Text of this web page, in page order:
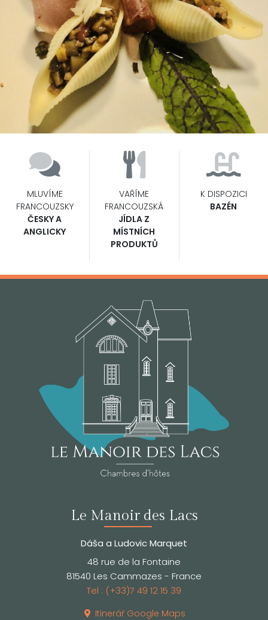
MLUVÍME
FRANCOUZSKY
ČESKY A
ANGLICKY
VAŘÍME
FRANCOUZSKÁ
JÍDLA Z
MÍSTNÍCH
PRODUKTŮ
K DISPOZICI
BAZÉN
Le Manoir des Lacs
Dáša a Ludovic Marquet
48 rue de la Fontaine
81540 Les Cammazes - France
Tel : (+33)7 49 12 15 39
Itinerář Google Maps